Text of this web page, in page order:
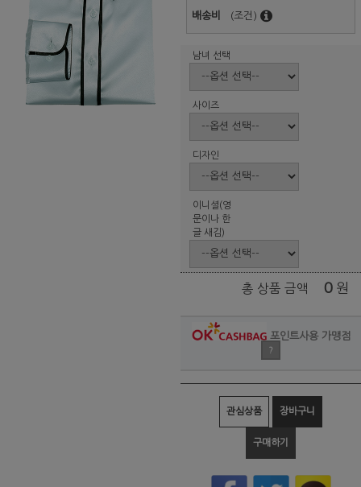
배송비 (조건)
남녀 선택
사이즈
디자인
이니셜(영
문이나 한
글 새김)
총 상품 금액 0 원
포인트사용 가맹점
?
관심상품 장바구니
구매하기